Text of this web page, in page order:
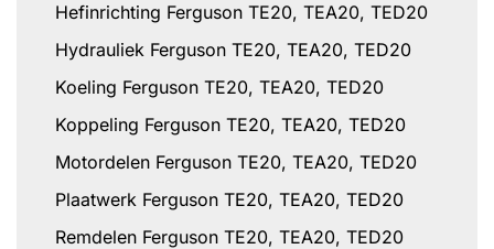
Hefinrichting Ferguson TE20, TEA20, TED20
Hydrauliek Ferguson TE20, TEA20, TED20
Koeling Ferguson TE20, TEA20, TED20
Koppeling Ferguson TE20, TEA20, TED20
Motordelen Ferguson TE20, TEA20, TED20
Plaatwerk Ferguson TE20, TEA20, TED20
Remdelen Ferguson TE20, TEA20, TED20